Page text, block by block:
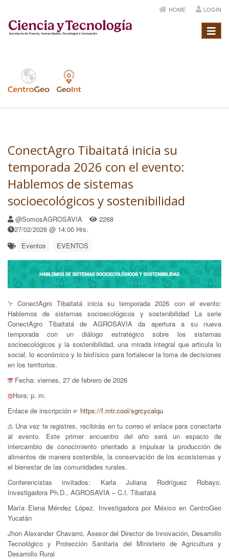
HOME LOGIN
Menú
ConectAgro Tibaitatá inicia su
temporada 2026 con el evento:
Hablemos de sistemas
socioecológicos y sostenibilidad
@SomosAGROSAVIA
2268
27/02/2026 @ 14:00 Hrs.
Eventos
EVENTOS
ConectAgro Tibaitatá inicia su temporada 2026 con el evento:
Hablemos de sistemas socioecológicos y sostenibilidad La serie
ConectAgro Tibaitatá de AGROSAVIA da apertura a su nueva
temporada con un diálogo estratégico sobre los sistemas
socioecológicos y la sostenibilidad, una mirada integral que articula lo
social, lo económico y lo biofísico para fortalecer la toma de decisiones
en los territorios.
Fecha: viernes, 27 de febrero de 2026
Hora: p. m.
Enlace de inscripción
https://f.mtr.cool/sgrcycalqu
Una vez te registres, recibirás en tu correo el enlace para conectarte
al evento. Este primer encuentro del año será un espacio de
intercambio de conocimiento orientado a impulsar la producción de
alimentos de manera sostenible, la conservación de los ecosistemas y
el bienestar de las comunidades rurales.
Conferencistas invitados: Karla Juliana Rodríguez Robayo.
Investigadora Ph.D., AGROSAVIA – C.I. Tibaitatá
María Elena Méndez López. Investigadora por México en CentroGeo
Yucatán
Jhon Alexander Chavarro. Asesor del Director de Innovación, Desarrollo
Tecnológico y Protección Sanitaria del Ministerio de Agricultura y
Desarrollo Rural